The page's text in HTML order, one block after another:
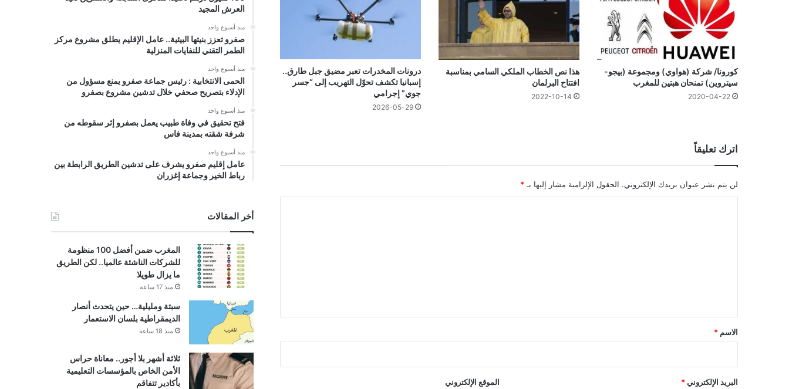
كورونا/ شركة (هواوي) ومجموعة (بيجو-
سيتروين) تمنحان هبتين للمغرب
2020-04-22
هذا نص الخطاب الملكي السامي بمناسبة
افتتاح البرلمان
2022-10-14
درونات المخدرات تعبر مضيق جبل طارق..
إسبانيا تكشف تحوّل التهريب إلى “جسر
جوي” إجرامي
2026-05-29
اترك تعليقاً
لن يتم نشر عنوان بريدك الإلكتروني. الحقول الإلزامية مشار إليها بـ *
*
الاسم *
البريد الإلكتروني * الموقع الإلكتروني
العرش المجيد
منذ أسبوع واحد
صفرو تعزز بنيتها البيئية.. عامل الإقليم يطلق مشروع مركز
الطمر التقني للنفايات المنزلية
منذ أسبوع واحد
الحمى الانتخابية : رئيس جماعة صفرو يمنع مسؤول من
الإدلاء بتصريح صحفي خلال تدشين مشروع بصفرو
منذ أسبوع واحد
فتح تحقيق في وفاة طبيب يعمل بصفرو إثر سقوطه من
شرفة شقته بمدينة فاس
منذ أسبوع واحد
عامل إقليم صفرو يشرف على تدشين الطريق الرابطة بين
رباط الخير وجماعة إغزران
أخر المقالات
المغرب ضمن أفضل 100 منظومة
للشركات الناشئة عالميا.. لكن الطريق
ما يزال طويلا
منذ 17 ساعة
سبتة ومليلية… حين يتحدث أنصار
الديمقراطية بلسان الاستعمار
منذ 18 ساعة
ثلاثة أشهر بلا أجور.. معاناة حراس
الأمن الخاص بالمؤسسات التعليمية
بأكادير تتفاقم